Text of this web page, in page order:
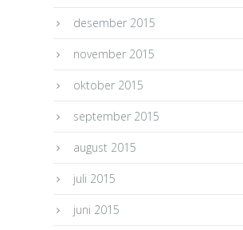
desember 2015
november 2015
oktober 2015
september 2015
august 2015
juli 2015
juni 2015